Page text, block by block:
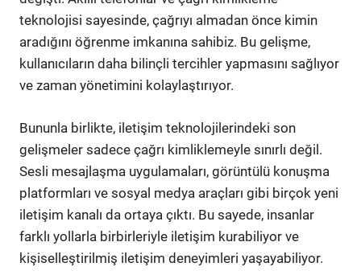
teknolojisi sayesinde, çağrıyı almadan önce kimin
aradığını öğrenme imkanına sahibiz. Bu gelişme,
kullanıcıların daha bilinçli tercihler yapmasını sağlıyor
ve zaman yönetimini kolaylaştırıyor.
Bununla birlikte, iletişim teknolojilerindeki son
gelişmeler sadece çağrı kimliklemeyle sınırlı değil.
Sesli mesajlaşma uygulamaları, görüntülü konuşma
platformları ve sosyal medya araçları gibi birçok yeni
iletişim kanalı da ortaya çıktı. Bu sayede, insanlar
farklı yollarla birbirleriyle iletişim kurabiliyor ve
kişiselleştirilmiş iletişim deneyimleri yaşayabiliyor.